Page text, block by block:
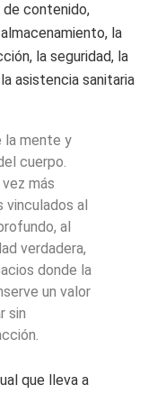
contenido,
la
la seguridad, la
asistencia sanitaria
la mente y
cuerpo.
más
al
al
verdadera,
donde la
un valor
sin
que lleva a